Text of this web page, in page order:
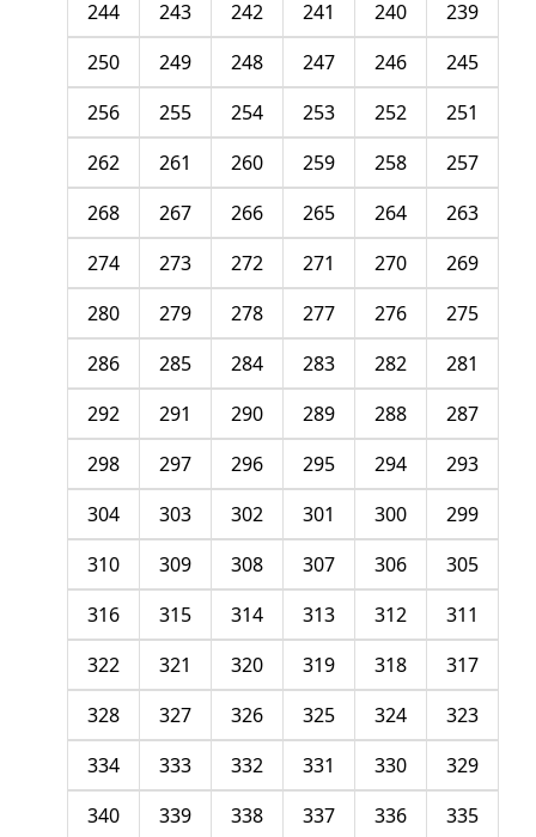
239
240
241
242
243
244
245
246
247
248
249
250
251
252
253
254
255
256
257
258
259
260
261
262
263
264
265
266
267
268
269
270
271
272
273
274
275
276
277
278
279
280
281
282
283
284
285
286
287
288
289
290
291
292
293
294
295
296
297
298
299
300
301
302
303
304
305
306
307
308
309
310
311
312
313
314
315
316
317
318
319
320
321
322
323
324
325
326
327
328
329
330
331
332
333
334
335
336
337
338
339
340